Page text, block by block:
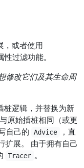
，或者使用
过滤功能。
修改它们及其生命周
桩逻辑，并替换为新
原始插桩相同（或更
自己的
Advice
，直
扩展。 由于拥有自己
Tracer 。